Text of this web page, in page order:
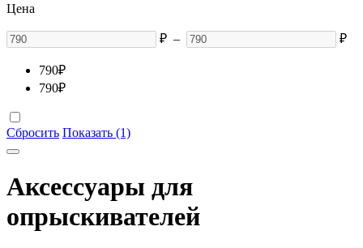
Цена
₽ – ₽
790₽
790₽
Сбросить Показать (1)
Аксессуары для
опрыскивателей